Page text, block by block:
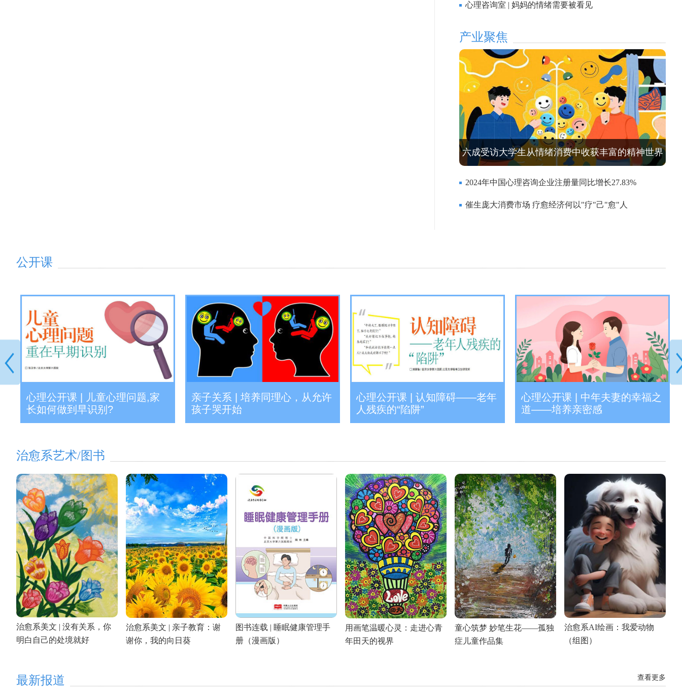
心理咨询室 | 妈妈的情绪需要被看见
产业聚焦
六成受访大学生从情绪消费中收获丰富的精神世界
2024年中国心理咨询企业注册量同比增长27.83%
催生庞大消费市场 疗愈经济何以"疗"己"愈"人
公开课
心理公开课 | 儿童心理问题,家
长如何做到早识别?
亲子关系 | 培养同理心，从允许
孩子哭开始
心理公开课 | 认知障碍——老年
人残疾的“陷阱”
心理公开课 | 中年夫妻的幸福之
道——培养亲密感
治愈系艺术/图书
治愈系美文 | 没有关系，你
明白自己的处境就好
治愈系美文 | 亲子教育：谢
谢你，我的向日葵
图书连载 | 睡眠健康管理手
册（漫画版）
用画笔温暖心灵：走进心青
年田天的视界
童心筑梦 妙笔生花——孤独
症儿童作品集
治愈系AI绘画：我爱动物
（组图）
最新报道 查看更多